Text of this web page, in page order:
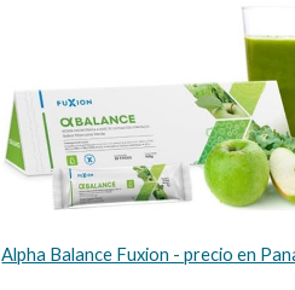
Alpha Balance Fuxion - precio en